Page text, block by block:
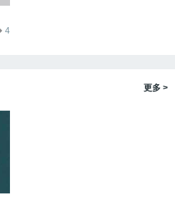
4
更多 >